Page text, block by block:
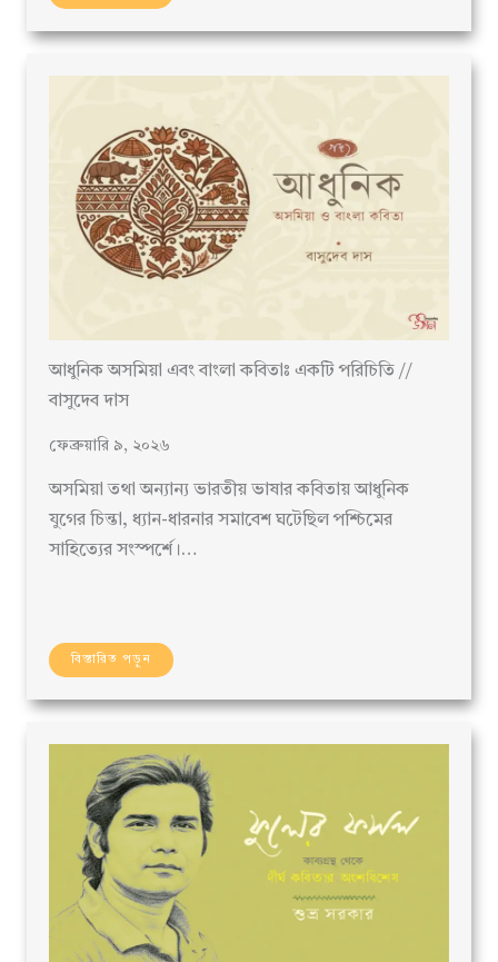
আধুনিক অসমিয়া এবং বাংলা কবিতাঃ একটি পরিচিতি //
বাসুদেব দাস
ফেব্রুয়ারি ৯, ২০২৬
অসমিয়া তথা অন্যান্য ভারতীয় ভাষার কবিতায় আধুনিক
যুগের চিন্তা, ধ্যান-ধারনার সমাবেশ ঘটেছিল পশ্চিমের
সাহিত্যের সংস্পর্শে।…
বিস্তারিত পড়ুন